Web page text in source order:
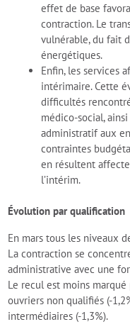
effet de base
contraction. Le
vulnérable, du fait
énergétiques.
Enfin, les services
intérimaire. Cette
difficultés
médico-social,
administratif aux
contraintes
en résultent
l’intérim.
Évolution par qualification
En mars tous les niveaux
La contraction se
administrative avec une
Le recul est moins
ouvriers non qualifiés (-
intermédiaires (-1,3%).